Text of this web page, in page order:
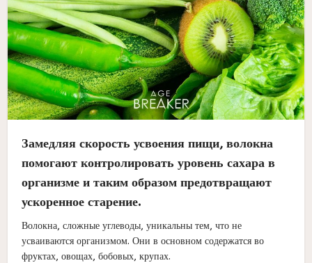
Замедляя скорость усвоения пищи, волокна
помогают контролировать уровень сахара в
организме и таким образом предотвращают
ускоренное старение.
Волокна, сложные углеводы, уникальны тем, что не
усваиваются организмом. Они в основном содержатся во
фруктах, овощах, бобовых, крупах.